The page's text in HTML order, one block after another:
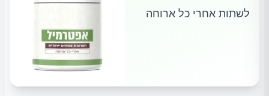
לשתות אחרי כל ארוחה